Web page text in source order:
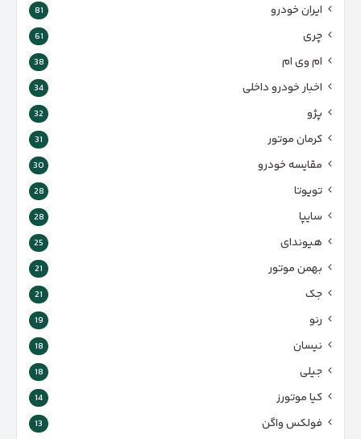
ایران خودرو 81
چری 61
ام وی ام 38
اخبار خودرو داخلی 34
پژو 32
کرمان موتور 31
مقایسه خودرو 30
تویوتا 28
سایپا 28
هیوندای 25
بهمن موتور 21
جک 21
رنو 19
نیسان 18
جیلی 18
کیا موتورز 14
فولکس واگن 13